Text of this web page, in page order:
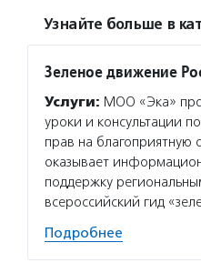
Узнайте больше в
Зеленое движение
Услуги: МОО «Эка»
уроки и консультации
прав на
оказывает
поддержку
всероссийский гид
Подробнее